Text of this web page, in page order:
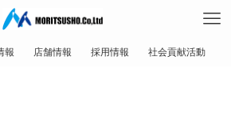
報 店舗情報 採用情報 社会貢献活動